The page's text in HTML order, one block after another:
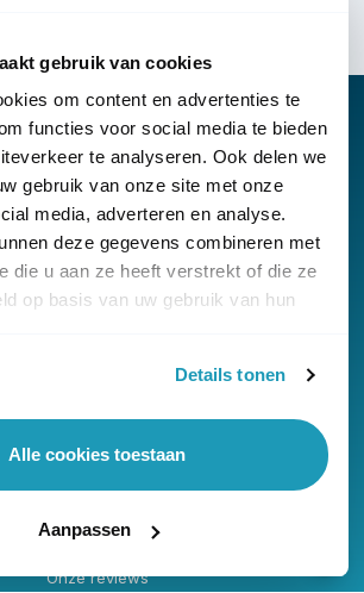
gebruik van cookies
om content en advertenties te
functies voor social media te bieden
te analyseren. Ook delen we
gebruik van onze site met onze
media, adverteren en analyse.
deze gegevens combineren met
die u aan ze heeft verstrekt of die ze
op basis van uw gebruik van hun
Details tonen
Alle cookies toestaan
Aanpassen
© Copyright KommaGo
Algemene voorwaarden
Cookies
Onze reviews
Nieuwsbrief
Klantenservice